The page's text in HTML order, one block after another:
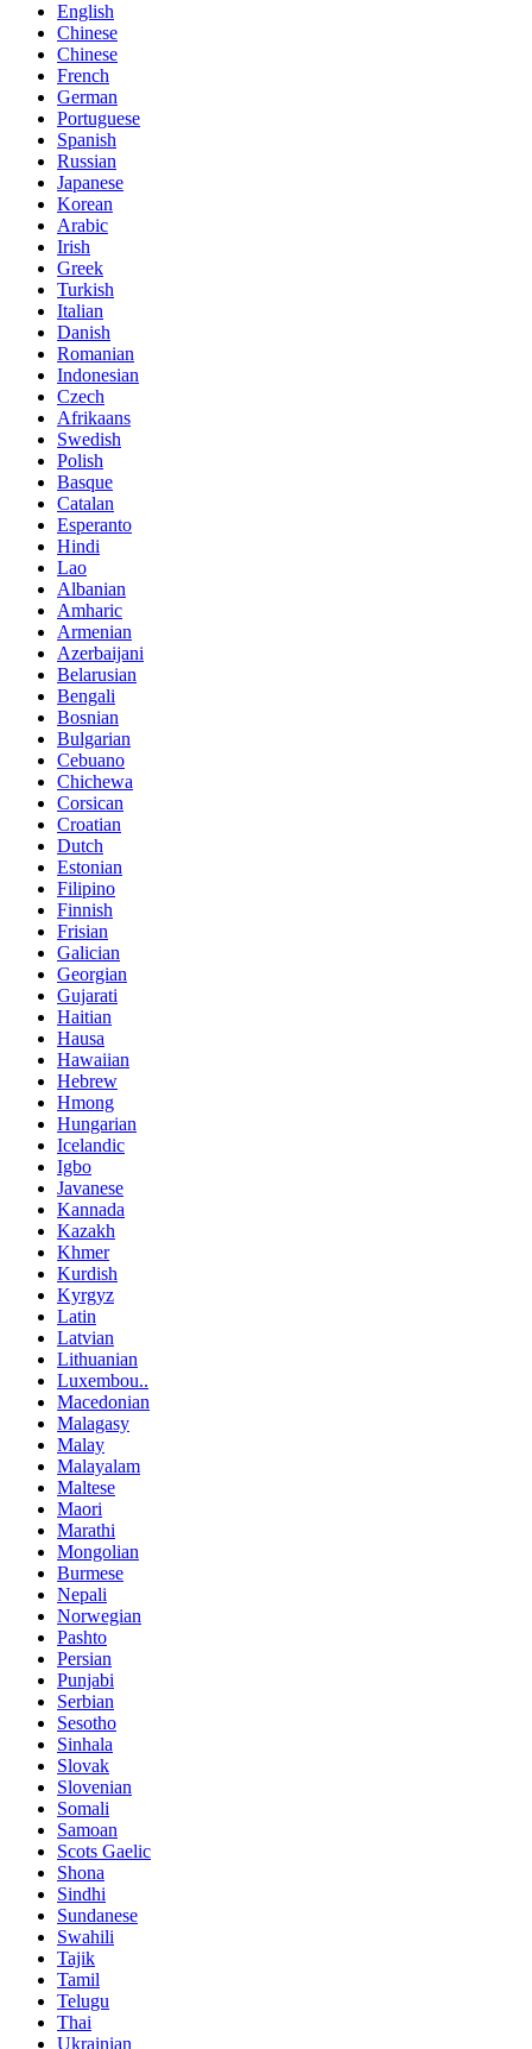
English
Chinese
Chinese
French
German
Portuguese
Spanish
Russian
Japanese
Korean
Arabic
Irish
Greek
Turkish
Italian
Danish
Romanian
Indonesian
Czech
Afrikaans
Swedish
Polish
Basque
Catalan
Esperanto
Hindi
Lao
Albanian
Amharic
Armenian
Azerbaijani
Belarusian
Bengali
Bosnian
Bulgarian
Cebuano
Chichewa
Corsican
Croatian
Dutch
Estonian
Filipino
Finnish
Frisian
Galician
Georgian
Gujarati
Haitian
Hausa
Hawaiian
Hebrew
Hmong
Hungarian
Icelandic
Igbo
Javanese
Kannada
Kazakh
Khmer
Kurdish
Kyrgyz
Latin
Latvian
Lithuanian
Luxembou..
Macedonian
Malagasy
Malay
Malayalam
Maltese
Maori
Marathi
Mongolian
Burmese
Nepali
Norwegian
Pashto
Persian
Punjabi
Serbian
Sesotho
Sinhala
Slovak
Slovenian
Somali
Samoan
Scots Gaelic
Shona
Sindhi
Sundanese
Swahili
Tajik
Tamil
Telugu
Thai
Ukrainian